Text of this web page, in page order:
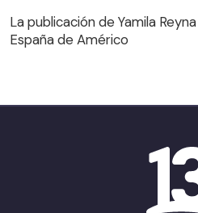
La publicación de Yamila
España de Américo